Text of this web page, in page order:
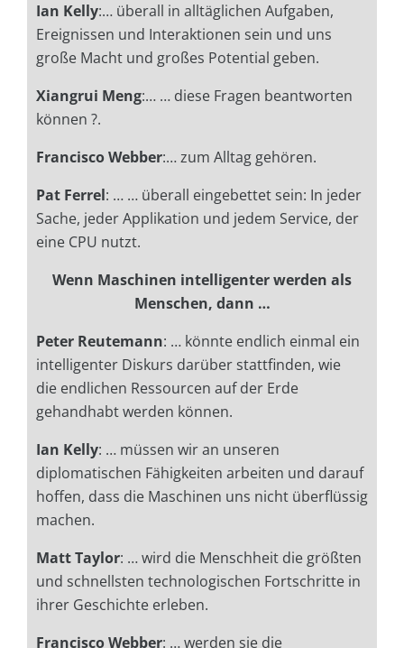
Ian Kelly:… überall in alltäglichen Aufgaben,
Ereignissen und Interaktionen sein und uns
große Macht und großes Potential geben.
Xiangrui Meng:… … diese Fragen beantworten
können ?.
Francisco Webber:… zum Alltag gehören.
Pat Ferrel: … … überall eingebettet sein: In jeder
Sache, jeder Applikation und jedem Service, der
eine CPU nutzt.
Wenn Maschinen intelligenter werden als
Menschen, dann …
Peter Reutemann: … könnte endlich einmal ein
intelligenter Diskurs darüber stattfinden, wie
die endlichen Ressourcen auf der Erde
gehandhabt werden können.
Ian Kelly: … müssen wir an unseren
diplomatischen Fähigkeiten arbeiten und darauf
hoffen, dass die Maschinen uns nicht überflüssig
machen.
Matt Taylor: … wird die Menschheit die größten
und schnellsten technologischen Fortschritte in
ihrer Geschichte erleben.
Francisco Webber: …werden sie die